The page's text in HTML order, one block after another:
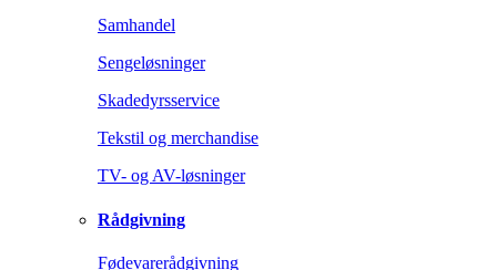
Samhandel
Sengeløsninger
Skadedyrsservice
Tekstil og merchandise
TV- og AV-løsninger
Rådgivning
Fødevarerådgivning